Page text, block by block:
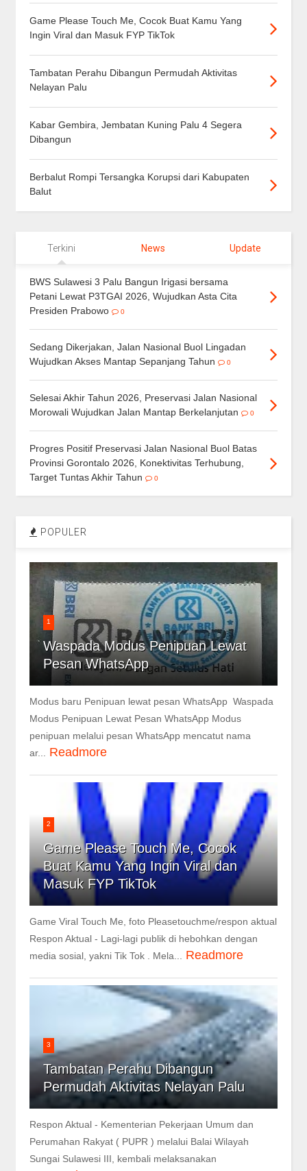
Game Please Touch Me, Cocok Buat Kamu Yang
Ingin Viral dan Masuk FYP TikTok
Tambatan Perahu Dibangun Permudah Aktivitas
Nelayan Palu
Kabar Gembira, Jembatan Kuning Palu 4 Segera
Dibangun
Berbalut Rompi Tersangka Korupsi dari Kabupaten
Balut
Terkini News Update
BWS Sulawesi 3 Palu Bangun Irigasi bersama
Petani Lewat P3TGAI 2026, Wujudkan Asta Cita
Presiden Prabowo
0
Sedang Dikerjakan, Jalan Nasional Buol Lingadan
Wujudkan Akses Mantap Sepanjang Tahun
0
Selesai Akhir Tahun 2026, Preservasi Jalan Nasional
Morowali Wujudkan Jalan Mantap Berkelanjutan
0
Progres Positif Preservasi Jalan Nasional Buol Batas
Provinsi Gorontalo 2026, Konektivitas Terhubung,
Target Tuntas Akhir Tahun
0
POPULER
1
Waspada Modus Penipuan Lewat
Pesan WhatsApp
Modus baru Penipuan lewat pesan WhatsApp Waspada
Modus Penipuan Lewat Pesan WhatsApp Modus
penipuan melalui pesan WhatsApp mencatut nama
ar...
Readmore
2
Game Please Touch Me, Cocok
Buat Kamu Yang Ingin Viral dan
Masuk FYP TikTok
Game Viral Touch Me, foto Pleasetouchme/respon aktual
Respon Aktual - Lagi-lagi publik di hebohkan dengan
media sosial, yakni Tik Tok . Mela...
Readmore
3
Tambatan Perahu Dibangun
Permudah Aktivitas Nelayan Palu
Respon Aktual - Kementerian Pekerjaan Umum dan
Perumahan Rakyat ( PUPR ) melalui Balai Wilayah
Sungai Sulawesi III, kembali melaksanakan